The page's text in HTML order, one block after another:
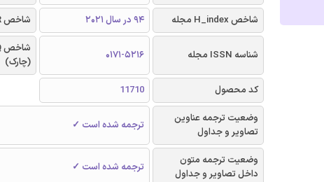
شاخص H_index مجله
94 در سال 2021 شاخص SJR مجله
شناسه ISSN مجله 0171-5216
(چارک)
کد محصول
11710
وضعیت ترجمه عناوین
تصاویر و جداول
ترجمه شده است ✓
وضعیت ترجمه متون
داخل تصاویر و جداول
ترجمه شده است ✓